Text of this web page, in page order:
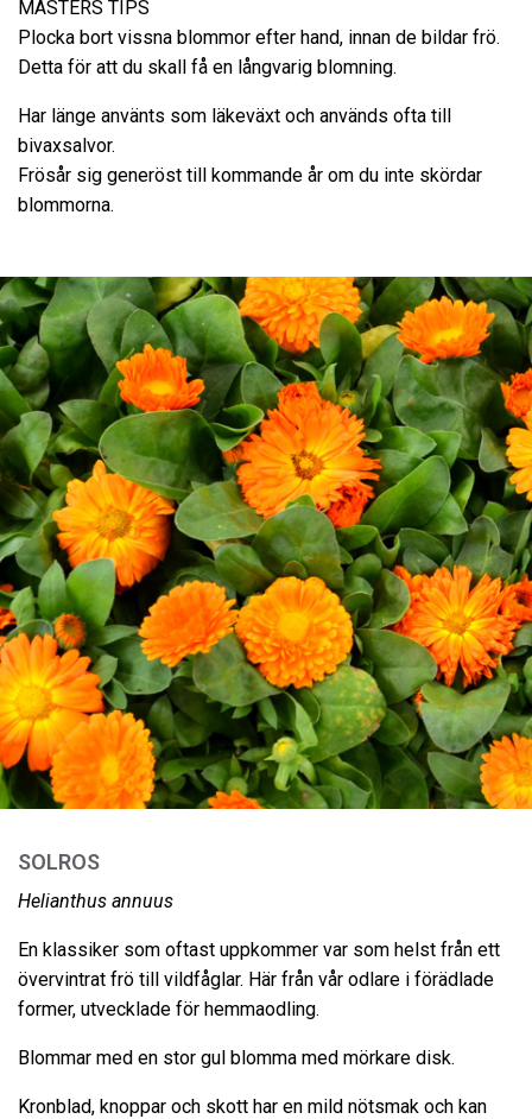
MÄSTERS TIPS
Plocka bort vissna blommor efter hand, innan de bildar frö.
Detta för att du skall få en långvarig blomning.
Har länge använts som läkeväxt och används ofta till
bivaxsalvor.
Frösår sig generöst till kommande år om du inte skördar
blommorna.
SOLROS
Helianthus annuus
En klassiker som oftast uppkommer var som helst från ett
övervintrat frö till vildfåglar. Här från vår odlare i förädlade
former, utvecklade för hemmaodling.
Blommar med en stor gul blomma med mörkare disk.
Kronblad, knoppar och skott har en mild nötsmak och kan